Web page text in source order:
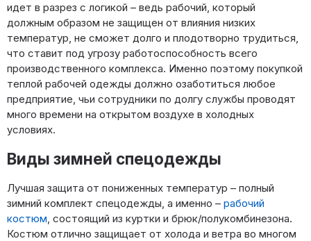
идет в разрез с логикой – ведь рабочий, который
должным образом не защищен от влияния низких
температур, не сможет долго и плодотворно трудиться,
что ставит под угрозу работоспособность всего
производственного комплекса. Именно поэтому покупкой
теплой рабочей одежды должно озаботиться любое
предприятие, чьи сотрудники по долгу службы проводят
много времени на открытом воздухе в холодных
условиях.
Виды зимней спецодежды
Лучшая защита от пониженных температур – полный
зимний комплект спецодежды, а именно – рабочий
костюм , состоящий из куртки и брюк/полукомбинезона.
Костюм отлично защищает от холода и ветра во многом